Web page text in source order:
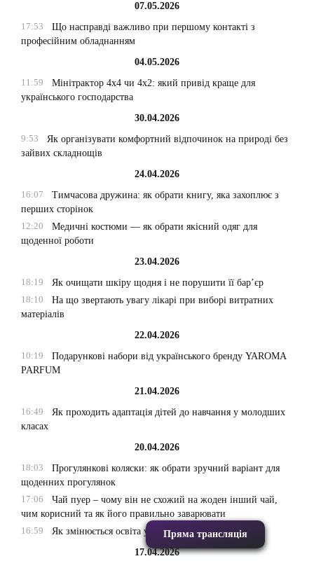
07.05.2026
17:53
Що насправді важливо при першому контакті з
професійним обладнанням
04.05.2026
11:59
Мінітрактор 4х4 чи 4х2: який привід краще для
українського господарства
30.04.2026
9:53
Як організувати комфортний відпочинок на природі без
зайвих складнощів
24.04.2026
16:07
Тимчасова дружина: як обрати книгу, яка захоплює з
перших сторінок
12:20
Медичні костюми — як обрати якісний одяг для
щоденної роботи
23.04.2026
18:19
Як очищати шкіру щодня і не порушити її бар’єр
18:10
На що звертають увагу лікарі при виборі витратних
матеріалів
22.04.2026
10:19
Подарункові набори від українського бренду YAROMA
PARFUM
21.04.2026
16:49
Як проходить адаптація дітей до навчання у молодших
класах
20.04.2026
18:03
Прогулянкові коляски: як обрати зручний варіант для
щоденних прогулянок
17:06
Чай пуер – чому він не схожий на жоден інший чай,
чим корисний та як його правильно заварювати
16:59
Як змінюється освіта у передмісті великих міст
17.04.2026
Пряма трансляція